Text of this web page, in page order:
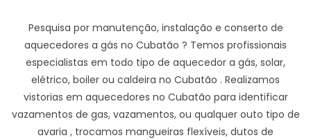
Pesquisa por manutenção, instalação e conserto de
aquecedores a gás no Cubatão ? Temos profissionais
especialistas em todo tipo de aquecedor a gás, solar,
elétrico, boiler ou caldeira no Cubatão . Realizamos
vistorias em aquecedores no Cubatão para identificar
vazamentos de gas, vazamentos, ou qualquer outo tipo de
avaria , trocamos mangueiras flexíveis, dutos de